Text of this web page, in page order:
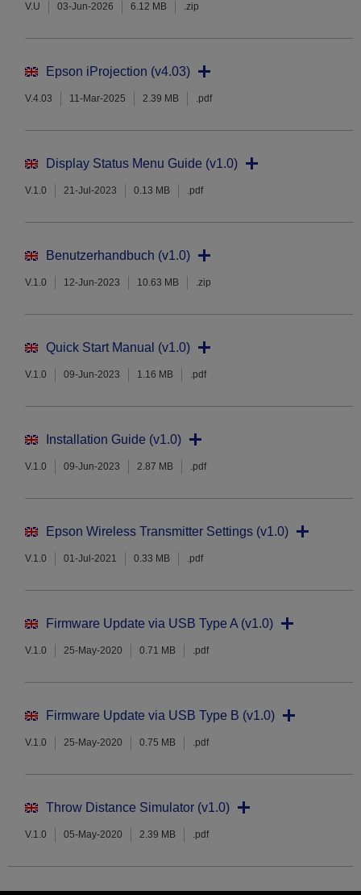
V.U 03-Jun-2026 6.12 MB .zip
Epson iProjection (v4.03)
V.4.03 11-Mar-2025 2.39 MB .pdf
Display Status Menu Guide (v1.0)
V.1.0 21-Jul-2023 0.13 MB .pdf
Benutzerhandbuch (v1.0)
V.1.0 12-Jun-2023 10.63 MB .zip
Quick Start Manual (v1.0)
V.1.0 09-Jun-2023 1.16 MB .pdf
Installation Guide (v1.0)
V.1.0 09-Jun-2023 2.87 MB .pdf
Epson Wireless Transmitter Settings (v1.0)
V.1.0 01-Jul-2021 0.33 MB .pdf
Firmware Update via USB Type A (v1.0)
V.1.0 25-May-2020 0.71 MB .pdf
Firmware Update via USB Type B (v1.0)
V.1.0 25-May-2020 0.75 MB .pdf
Throw Distance Simulator (v1.0)
V.1.0 05-May-2020 2.39 MB .pdf